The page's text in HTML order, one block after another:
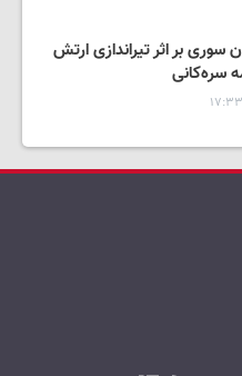
بر اثر تیراندازی ارتش
سره‌کانی